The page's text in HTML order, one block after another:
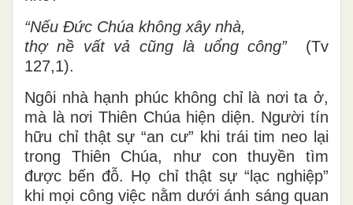
“Nếu Đức Chúa không xây nhà,
thợ nề vất vả cũng là uổng công”(Tv
127,1).
Ngôi nhà hạnh phúc không chỉ là nơi ta ở,
mà là nơi Thiên Chúa hiện diện. Người tín
hữu chỉ thật sự “an cư” khi trái tim neo lại
trong Thiên Chúa, như con thuyền tìm
được bến đỗ. Họ chỉ thật sự “lạc nghiệp”
khi mọi công việc nằm dưới ánh sáng quan